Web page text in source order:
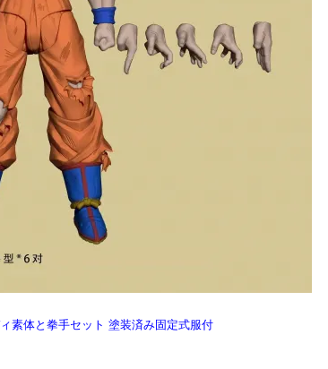
素体と拳手セット 塗装済み固定式服付